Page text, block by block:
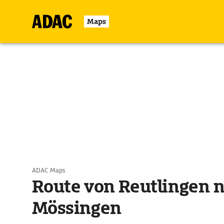
Maps
ADAC Maps
Route von Reutlingen
Mössingen